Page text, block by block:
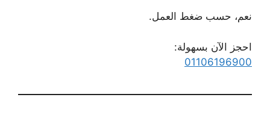
نعم، حسب ضغط العمل.
احجز الآن بسهولة:
01106196900